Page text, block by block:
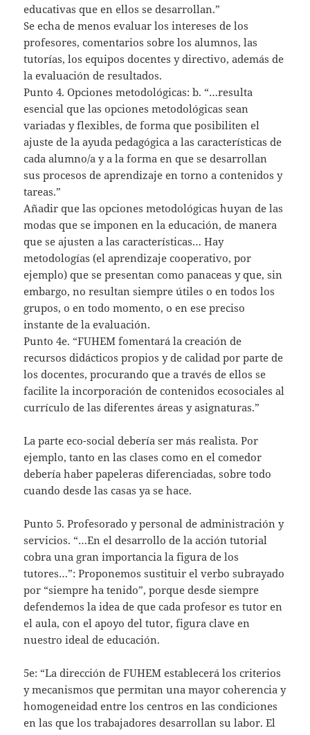
educativas que en ellos se desarrollan.”
Se echa de menos evaluar los intereses de los
profesores, comentarios sobre los alumnos, las
tutorías, los equipos docentes y directivo, además de
la evaluación de resultados.
Punto 4. Opciones metodológicas: b. “…resulta
esencial que las opciones metodológicas sean
variadas y flexibles, de forma que posibiliten el
ajuste de la ayuda pedagógica a las características de
cada alumno/a y a la forma en que se desarrollan
sus procesos de aprendizaje en torno a contenidos y
tareas.”
Añadir que las opciones metodológicas huyan de las
modas que se imponen en la educación, de manera
que se ajusten a las características… Hay
metodologías (el aprendizaje cooperativo, por
ejemplo) que se presentan como panaceas y que, sin
embargo, no resultan siempre útiles o en todos los
grupos, o en todo momento, o en ese preciso
instante de la evaluación.
Punto 4e. “FUHEM fomentará la creación de
recursos didácticos propios y de calidad por parte de
los docentes, procurando que a través de ellos se
facilite la incorporación de contenidos ecosociales al
currículo de las diferentes áreas y asignaturas.”
La parte eco-social debería ser más realista. Por
ejemplo, tanto en las clases como en el comedor
debería haber papeleras diferenciadas, sobre todo
cuando desde las casas ya se hace.
Punto 5. Profesorado y personal de administración y
servicios. “…En el desarrollo de la acción tutorial
cobra una gran importancia la figura de los
tutores…”: Proponemos sustituir el verbo subrayado
por “siempre ha tenido”, porque desde siempre
defendemos la idea de que cada profesor es tutor en
el aula, con el apoyo del tutor, figura clave en
nuestro ideal de educación.
5e: “La dirección de FUHEM establecerá los criterios
y mecanismos que permitan una mayor coherencia y
homogeneidad entre los centros en las condiciones
en las que los trabajadores desarrollan su labor. El